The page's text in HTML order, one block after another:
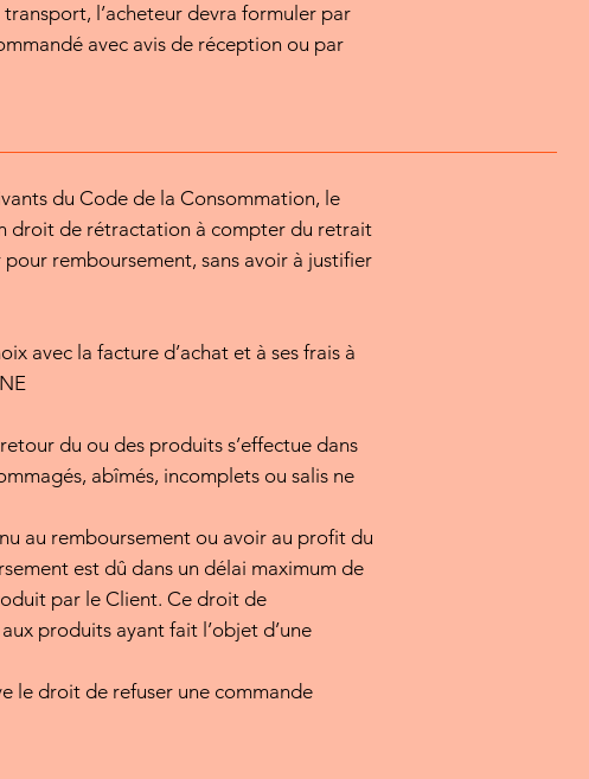
l’acheteur devra formuler par
avec avis de réception ou par
du Code de la Consommation, le
droit de rétractation à compter du retrait
remboursement, sans avoir à justifier
avec la facture d’achat et à ses frais à
du ou des produits s’effectue dans
abîmés, incomplets ou salis ne
au remboursement ou avoir au profit du
est dû dans un délai maximum de
par le Client. Ce droit de
produits ayant fait l’objet d’une
le droit de refuser une commande